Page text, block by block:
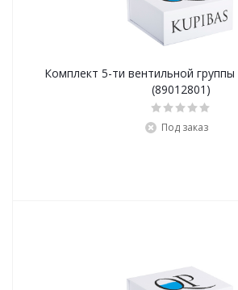
Комплект 5-ти вентильной
(89012801)
Под заказ